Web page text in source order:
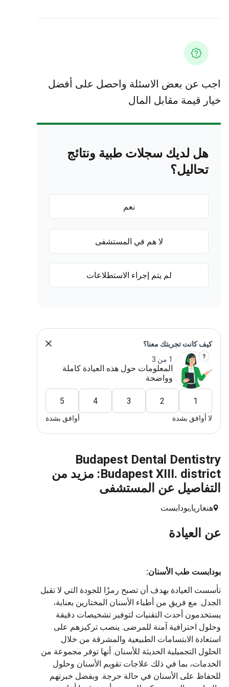
اجب عن بعض الاسئلة واحصل على أفضل
خيار قيمة مقابل المال
هل لديك سجلات طبية ونتائج
تحاليل؟
نعم
لا هم في المستشفى
لم يتم إجراء الاستطلاعات
كيف كانت تجربتك معنا؟
1 من 3
المعلومات حول هذه العيادة كاملة
وواضحة
1
2
3
4
5
لا أوافق بشدة أوافق بشدة
Budapest Dental Dentistry
Budapest XIII. district: مزيد من
التفاصيل عن المستشفى
هنغاريا,بودابست
عن العيادة
بودابست طب الأسنان:
تأسست العيادة بهدف أن تصبح رمزًا للجودة التي لا تقبل
الجدل. مع فريق من أطباء الأسنان المختارين بعناية،
يستخدمون أحدث التقنيات لتوفير تشخيصات دقيقة
وحلول احترافية آمنة للمرضى. ينصب تركيزهم على
استعادة الابتسامات الطبيعية والمشرقة من خلال
الحلول التجميلية الحديثة للأسنان. أنها توفر مجموعة من
الخدمات، بما في ذلك علاجات تقويم الأسنان وحلول
للحفاظ على الأسنان في حالة حرجة. وبفضل خبرتهم